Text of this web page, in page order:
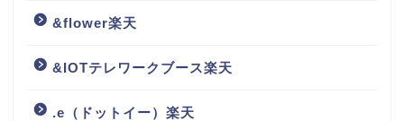
&flower楽天
&IOTテレワークブース楽天
.e（ドットイー）楽天